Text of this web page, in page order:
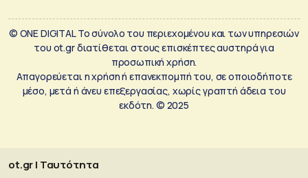
© ONE DIGITAL Το σύνολο του περιεχομένου και των υπηρεσιών
του ot.gr διατίθεται στους επισκέπτες αυστηρά για
προσωπική χρήση.
Απαγορεύεται η χρήση ή επανεκπομπή του, σε οποιοδήποτε
μέσο, μετά ή άνευ επεξεργασίας, χωρίς γραπτή άδεια του
εκδότη. © 2025
ot.gr | Ταυτότητα